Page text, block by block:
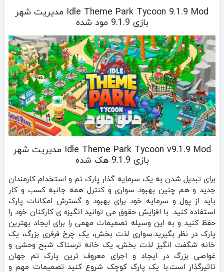
Idle Theme Park Tycoon 9.1.9 Mod مدیریت شهر
بازی 9.1.9 مود شده
Idle Theme Park Tycoon v9.1.9 Mod مدیریت شهر
بازی 9.1.9 هک شده
برای تبدیل شدن به یک سرمایه گذار پارک تم و استخدام کارمندان
جدید و هم چنین بهبود سواری و کنترل همه جانبه کسب و کار
باید از پول و سرمایه خود برای بهبود و گسترش امکانات پارک
استفاده کنید. با افزایش حقوق می توانید انگیزه ی کارکنان خود را
حفظ کنید و به این وسیله تصمیمات مهمی را برای ایجاد بهترین
پارک در نظر بگیرید.سواری لذت بخش، یک چرخ فرفری بزرگ، یک
خانه شگفت انگیز لذت بخش، یک خانه ترسناک شبح وحشی و
غواصی بزرگ در ایجاد و اجرای معروف ترین پارک تم جهان
تاثیرگذار است.با یک پارک کوچک شروع کنید تصمیمات مهم و